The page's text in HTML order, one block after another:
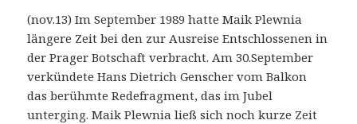
(nov.13) Im September 1989 hatte Maik Plewnia
längere Zeit bei den zur Ausreise Entschlossenen in
der Prager Botschaft verbracht. Am 30.September
verkündete Hans Dietrich Genscher vom Balkon
das berühmte Redefragment, das im Jubel
unterging. Maik Plewnia ließ sich noch kurze Zeit